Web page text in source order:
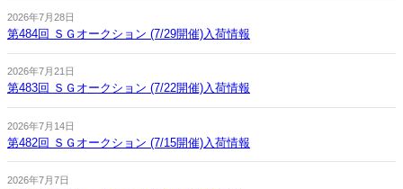
2026年7月28日
第484回 ＳＧオークション (7/29開催)入荷情報
2026年7月21日
第483回 ＳＧオークション (7/22開催)入荷情報
2026年7月14日
第482回 ＳＧオークション (7/15開催)入荷情報
2026年7月7日